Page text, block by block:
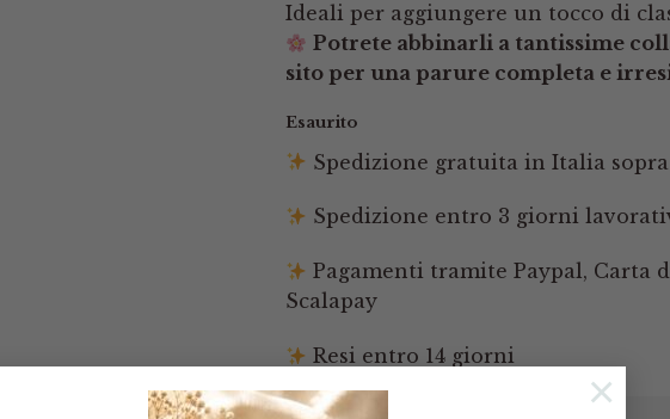
×
Ideali per aggiungere un tocco di
Potrete abbinarli a tantissime
sito per una parure completa e
Esaurito
Spedizione gratuita in Italia sopra
Spedizione entro 3 giorni
Pagamenti tramite Paypal, Carta
Scalapay
Resi entro 14 giorni